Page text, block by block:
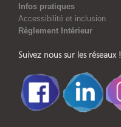
Infos pratiques
Accessibilité et inclusion
Règlement Intérieur
Suivez nous sur les réseaux !